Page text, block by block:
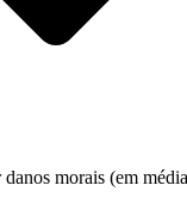
morais (em